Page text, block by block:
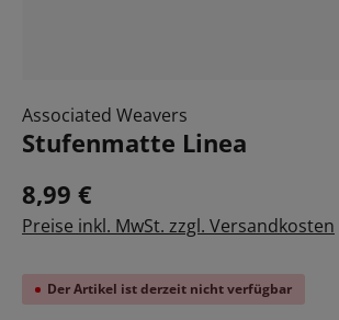
Associated Weavers
Stufenmatte Linea
8,99 €
Preise inkl. MwSt. zzgl. Versandkosten
Der Artikel ist derzeit nicht verfügbar